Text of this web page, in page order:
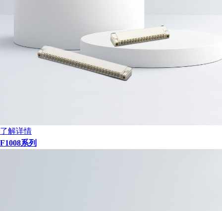
了解详情
F1008系列